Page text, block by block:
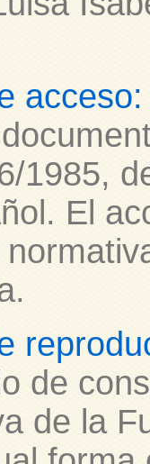
acceso:
1985,
El
de
de la